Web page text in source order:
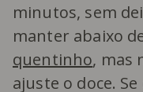
minutos, sem
manter abaixo
quentinho, mas
ajuste o doce.